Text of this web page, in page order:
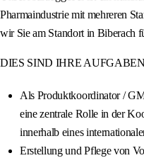
Pharmaindustrie mit mehreren
wir Sie am Standort in Biberach
DIES SIND IHRE
Als Produktkoordinator /
eine zentrale Rolle in der
innerhalb eines
Erstellung und Pflege von